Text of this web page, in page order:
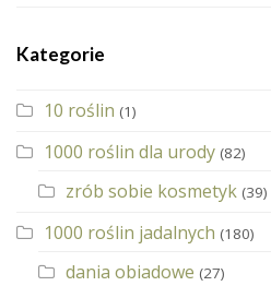
Kategorie
10 roślin (1)
1000 roślin dla urody (82)
zrób sobie kosmetyk (39)
1000 roślin jadalnych (180)
dania obiadowe (27)